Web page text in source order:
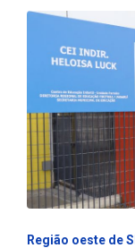
Região oeste de